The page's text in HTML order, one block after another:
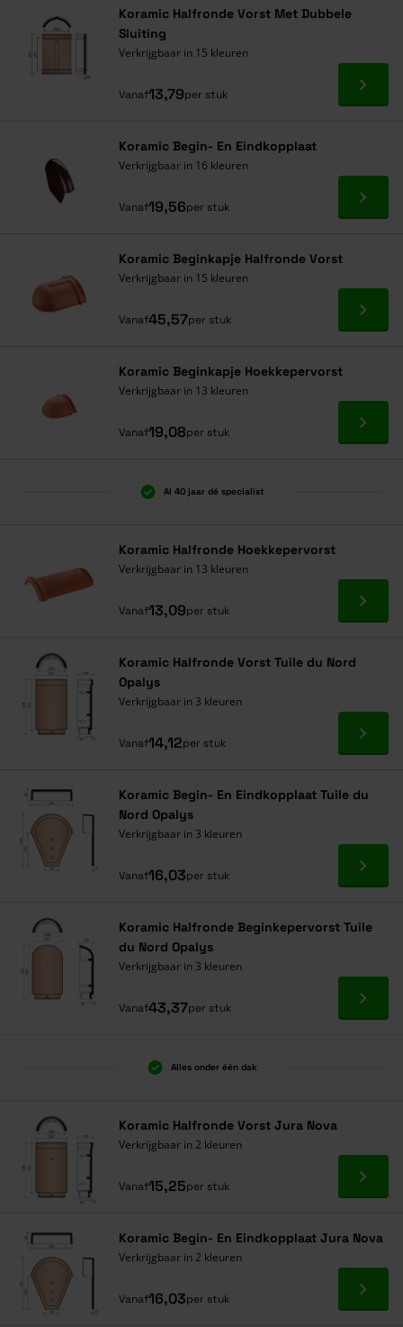
Koramic Halfronde Vorst Met Dubbele
Sluiting
Verkrijgbaar in 15 kleuren
Vanaf13,79per stuk Ga
Koramic Begin- En Eindkopplaat
Verkrijgbaar in 16 kleuren
Vanaf19,56per stuk Ga
Koramic Beginkapje Halfronde Vorst
Verkrijgbaar in 15 kleuren
Vanaf45,57per stuk Ga
Koramic Beginkapje Hoekkepervorst
Verkrijgbaar in 13 kleuren
Vanaf19,08per stuk Ga
Al 40 jaar dé specialist
Koramic Halfronde Hoekkepervorst
Verkrijgbaar in 13 kleuren
Vanaf13,09per stuk Ga
Koramic Halfronde Vorst Tuile du Nord
Opalys
Verkrijgbaar in 3 kleuren
Vanaf14,12per stuk Ga
Koramic Begin- En Eindkopplaat Tuile du
Nord Opalys
Verkrijgbaar in 3 kleuren
Vanaf16,03per stuk Ga
Koramic Halfronde Beginkepervorst Tuile
du Nord Opalys
Verkrijgbaar in 3 kleuren
Vanaf43,37per stuk Ga
Alles onder één dak
Koramic Halfronde Vorst Jura Nova
Verkrijgbaar in 2 kleuren
Vanaf15,25per stuk Ga
Koramic Begin- En Eindkopplaat Jura Nova
Verkrijgbaar in 2 kleuren
Vanaf16,03per stuk Ga